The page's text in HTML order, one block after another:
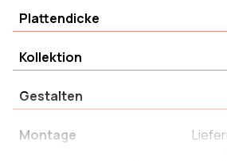
Plattendicke
Kollektion
Gestalten
Montage